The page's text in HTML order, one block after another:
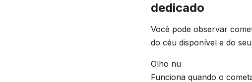
dedicado
Você pode observar
do céu disponível e do
Olho nu
Funciona quando o